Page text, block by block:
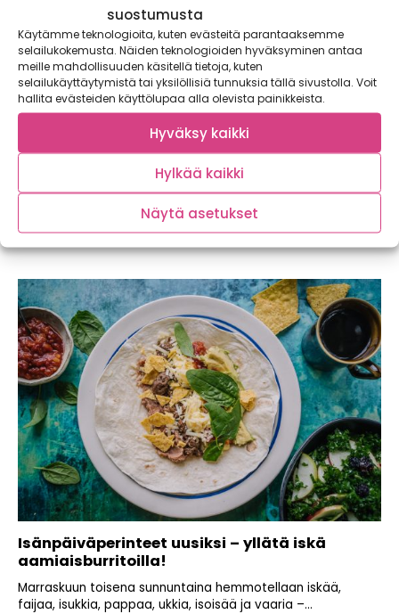
suostumusta
Käytämme teknologioita, kuten evästeitä parantaaksemme
selailukokemusta. Näiden teknologioiden hyväksyminen antaa
meille mahdollisuuden käsitellä tietoja, kuten
selailukäyttäytymistä tai yksilöllisiä tunnuksia tällä sivustolla. Voit
hallita evästeiden käyttölupaa alla olevista painikkeista.
Hyväksy kaikki
Hylkää kaikki
Näytä asetukset
Elokuussa lämmittää chili
Chilit ja kirjava joukko toistaan mielenkiintoisempia
chililajikkeita ovat olleet trendikkäitä jo pitkään.
Innokkaimmat kotipuutarhurit...
Isänpäiväperinteet uusiksi – yllätä iskä
aamiaisburritoilla!
Marraskuun toisena sunnuntaina hemmotellaan iskää,
faijaa, isukkia, pappaa, ukkia, isoisää ja vaaria –...